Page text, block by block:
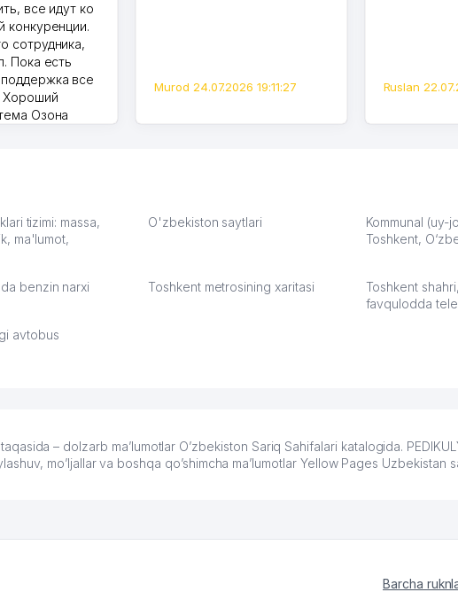
все идут ко
конкуренции.
сотрудника,
Пока есть
все
Хороший
Озона
есть ПВЗ.
и
Murod 24.07.2026 19:11:27 Ruslan
tizimi: massa,
ma'lumot,
O'zbekiston saytlari
Kommunal (uy-
Toshkent,
benzin narxi Toshkent metrosining xaritasi
Toshkent
favqulodda
avtobus
– dolzarb ma’lumotlar O’zbekiston Sariq Sahifalari katalogida.
mo’ljallar va boshqa qo’shimcha ma’lumotlar Yellow Pages Uzbekistan
Barcha